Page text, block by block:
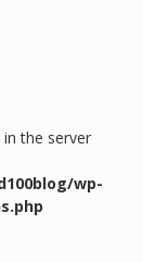
the server
wp-